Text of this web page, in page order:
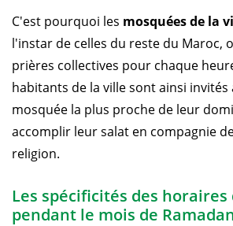
C'est pourquoi les mosquées de la
l'instar de celles du reste du Maroc,
prières collectives pour chaque
habitants de la ville sont ainsi invités
mosquée la plus proche de leur
accomplir leur salat en compagnie
religion.
Les spécificités des
pendant le mois de Ramadan